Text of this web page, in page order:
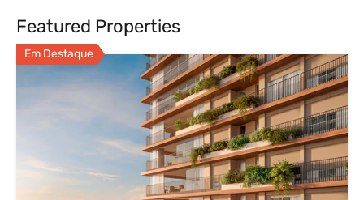
Featured Properties
Em Destaque